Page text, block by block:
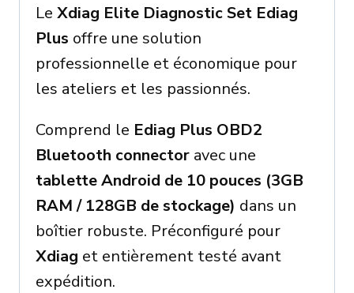
Le Xdiag Elite Diagnostic Set Ediag
Plus offre une solution
professionnelle et économique pour
les ateliers et les passionnés.
Comprend le Ediag Plus OBD2
Bluetooth connector avec une
tablette Android de 10 pouces (3GB
RAM / 128GB de stockage) dans un
boîtier robuste. Préconfiguré pour
Xdiag et entièrement testé avant
expédition.